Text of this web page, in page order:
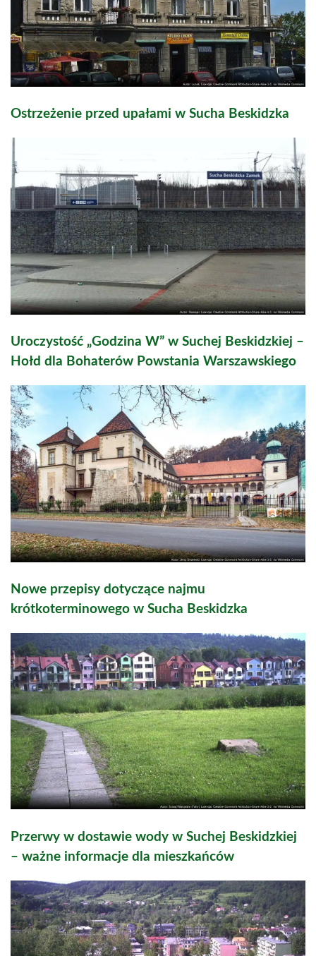
Ostrzeżenie przed upałami w Sucha Beskidzka
Uroczystość „Godzina W” w Suchej Beskidzkiej –
Hołd dla Bohaterów Powstania Warszawskiego
Nowe przepisy dotyczące najmu
krótkoterminowego w Sucha Beskidzka
Przerwy w dostawie wody w Suchej Beskidzkiej
– ważne informacje dla mieszkańców